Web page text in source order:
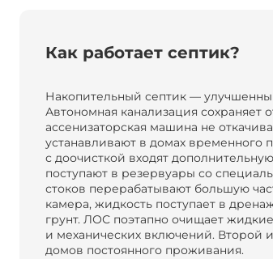
Как работает септик?
Накопительный септик —
Автономная канализация сохраняет
ассенизаторская машина не
устанавливают в домах временного
с доочисткой входят
поступают в резервуары со
стоков перерабатывают большую
камера, жидкость поступает в
грунт. ЛОС поэтапно очищает
и механических включений. Второй
домов постоянного проживания.